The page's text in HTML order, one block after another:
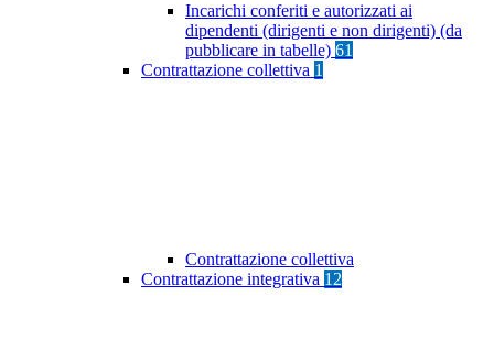
Incarichi conferiti e autorizzati ai
dipendenti (dirigenti e non dirigenti) (da
pubblicare in tabelle) 61
Contrattazione collettiva 1
Contrattazione collettiva
Contrattazione integrativa 12